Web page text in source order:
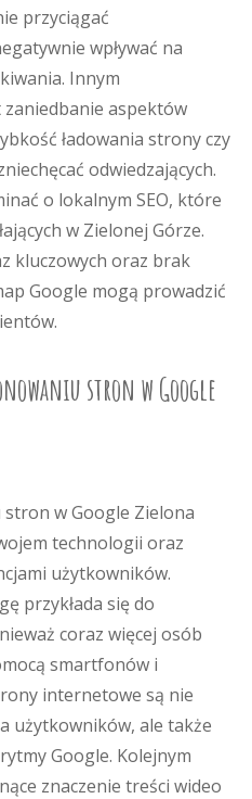
przyciągać
wpływać na
Innym
zaniedbanie aspektów
ładowania strony czy
odwiedzających.
o lokalnym SEO, które
w Zielonej Górze.
kluczowych oraz brak
Google mogą prowadzić
stron w Google
w Google Zielona
technologii oraz
użytkowników.
przykłada się do
coraz więcej osób
smartfonów i
internetowe są nie
użytkowników, ale także
Google. Kolejnym
znaczenie treści wideo